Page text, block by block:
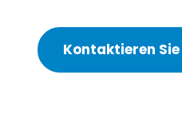
Kontaktieren